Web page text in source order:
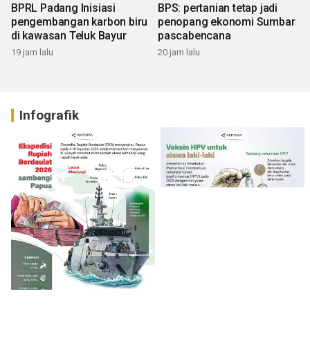
BPRL Padang Inisiasi
pengembangan karbon biru
di kawasan Teluk Bayur
19 jam lalu
BPS: pertanian tetap jadi
penopang ekonomi Sumbar
pascabencana
20 jam lalu
Infografik